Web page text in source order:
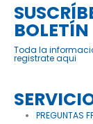
BOLETÍN
Toda la
registrate aqui
PREGUNTAS